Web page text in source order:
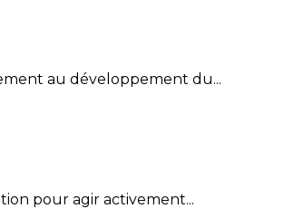
au développement du...
pour agir activement...